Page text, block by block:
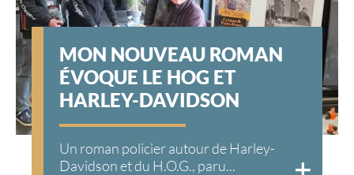
MON NOUVEAU ROMAN
ÉVOQUE LE HOG ET
HARLEY-DAVIDSON
Un roman policier autour de Harley-
Davidson et du H.O.G., paru...